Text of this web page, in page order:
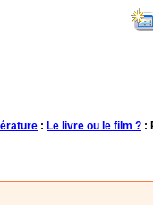
: Le livre ou le film ? :